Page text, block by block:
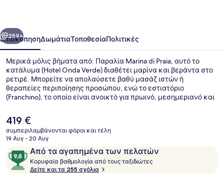
Επόμενο
259+
ΕπισκόπησηΔωμάτιαΤοποθεσίαΠολιτικές
Μερικά μόλις βήματα από: Παραλία Marina di Praia, αυτό το
κατάλυμα (Hotel Onda Verde) διαθέτει μαρίνα και βεράντα στο
ρετιρέ. Μπορείτε να απολαύσετε βαθύ μασάζ ιστών ή
θεραπείες περιποίησης προσώπου, ενώ το εστιατόριο
(Franchino), το οποίο είναι ανοικτό για πρωινό, μεσημεριανό και
(μεσογειακού στυλ) θα βρείτε ακόμη 2 beach bar, μπαρ δίπλα
στην πισίνα και εποχική εξωτερική πισίνα. Άλλοι ταξιδιώτες
λατρεύουν το εξυπηρετικό προσωπικό.
Η
τρέχουσα
τιμή
419 €
419 €
συμπεριλαμβάνονται φόροι και τέλη
19 Αυγ - 20 Αυγ
ΣχόλιαΑπό τα αγαπημένα των πελατών
9,8
στα
10,
Κορυφαία βαθμολογία από τους ταξιδιώτες
Δείτε και τα 255 σχόλια